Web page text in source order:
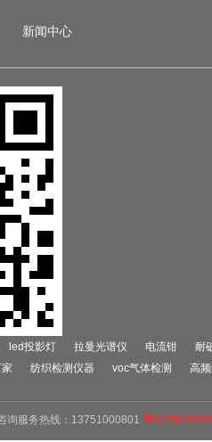
新闻中心
led投影灯 拉曼光谱仪 电流钳
耐
纺织检测仪器 voc气体检测
高
询服务热线：13751000801 粤ICP备